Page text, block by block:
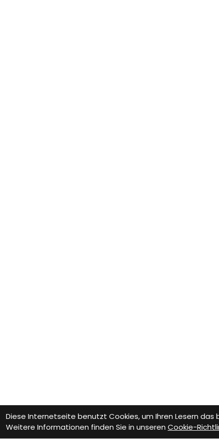
Diese Internetseite benutzt Cookies, um Ihren Lesern
Weitere Informationen finden Sie in unseren Cookie-